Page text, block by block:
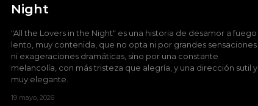
Night
"All the Lovers in the Night" es una historia de desamor a fuego
lento, muy contenida, que no opta ni por grandes sensaciones
ni exageraciones dramáticas, sino por una constante
melancolía, con más tristeza que alegría, y una dirección sutil y
muy elegante.
19 mayo, 2026